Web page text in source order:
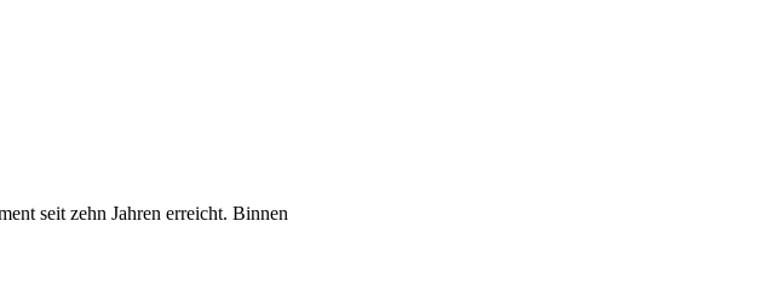
seit zehn Jahren erreicht. Binnen